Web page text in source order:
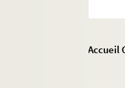
Accueil